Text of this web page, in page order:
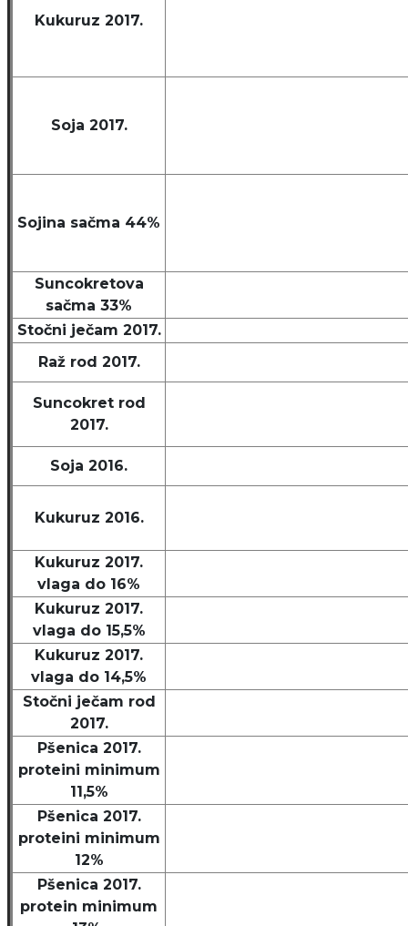
Kukuruz 2017.
Soja 2017.
Sojina sačma 44%
Suncokretova
sačma 33%
Stočni ječam 2017.
Raž rod 2017.
Suncokret rod
2017.
Soja 2016.
Kukuruz 2016.
Kukuruz 2017.
vlaga do 16%
Kukuruz 2017.
vlaga do 15,5%
Kukuruz 2017.
vlaga do 14,5%
Stočni ječam rod
2017.
Pšenica 2017.
proteini minimum
11,5%
Pšenica 2017.
proteini minimum
12%
Pšenica 2017.
protein minimum